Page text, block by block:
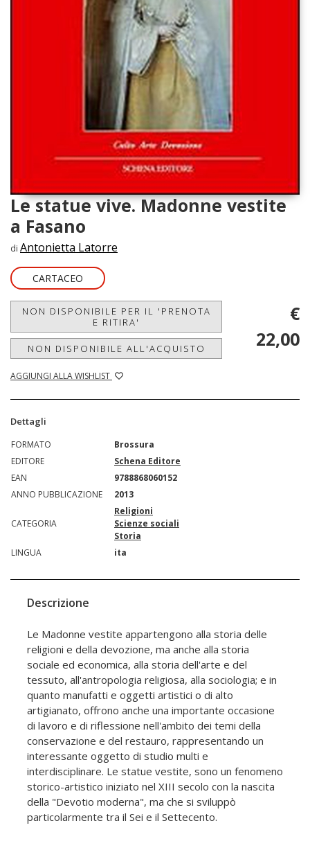
Le statue vive. Madonne vestite
a Fasano
di Antonietta Latorre
CARTACEO
NON DISPONIBILE PER IL 'PRENOTA
E RITIRA'
NON DISPONIBILE ALL'ACQUISTO
AGGIUNGI ALLA WISHLIST
€
22,00
Dettagli
FORMATO
Brossura
EDITORE
Schena Editore
EAN
9788868060152
ANNO PUBBLICAZIONE
2013
CATEGORIA
Religioni
Scienze sociali
Storia
LINGUA
ita
Descrizione
Le Madonne vestite appartengono alla storia delle
religioni e della devozione, ma anche alla storia
sociale ed economica, alla storia dell'arte e del
tessuto, all'antropologia religiosa, alla sociologia; e in
quanto manufatti e oggetti artistici o di alto
artigianato, offrono anche una importante occasione
di lavoro e di riflessione nell'ambito dei temi della
conservazione e del restauro, rappresentando un
interessante oggetto di studio multi e
interdisciplinare. Le statue vestite, sono un fenomeno
storico-artistico iniziato nel XIII secolo con la nascita
della "Devotio moderna", ma che si sviluppò
particolarmente tra il Sei e il Settecento.